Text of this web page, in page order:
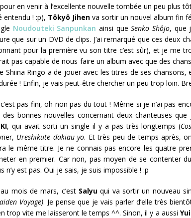
en venir à l’excellente nouvelle tombée un peu plus
entendu ! :p), Tôkyô Jihen va sortir un nouvel album fin
Noudouteki Sanpunkan ainsi queSenko Shôjo, que
que sur un DVD de clips. J’ai remarqué que ces deux
pour la première vu son titre c’est sûr), et je me
pas capable de nous faire un album avec que des
Shiina Ringo a de jouer avec les titres de ses
! Enfin, je vais peut-être chercher un peu trop loin.
pas fini, oh non pas du tout ! Même si je n’ai pas
des bonnes nouvelles concernant deux chanteuses
, qui avait sorti un single il y a pas très longtemps (
Ureshikute dakiau yo. Et très peu de temps après,
le même titre. Je ne connais pas encore les quatre
en premier. Car non, pas moyen de se contenter
n’y est pas. Oui je sais, je suis impossible ! :p
mois de mars, c’est Salyu qui va sortir un nouveau
Voyage). Je pense que je vais parler d’elle très
trop vite me laisseront le temps ^^. Sinon, il y a aussi Yui